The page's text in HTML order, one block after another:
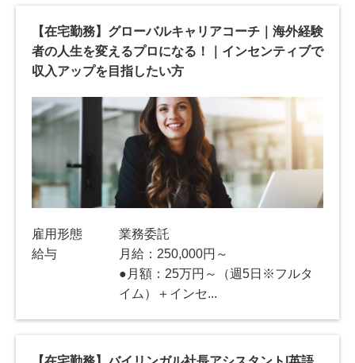
【在宅勤務】グローバルキャリアコーチ｜海外経験
者の人生を変えるプロになる！｜インセンティブで
収入アップを目指したい方
雇用形態
業務委託
給与
月給：250,000円～
●月額：25万円～（週5日※フルタ
イム）＋インセ...